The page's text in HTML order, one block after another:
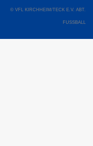
© VFL KIRCHHEIM/TECK E.V. ABT.
FUSSBALL